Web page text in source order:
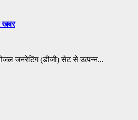
खबर
जनरेटिंग (डीजी) सेट से उत्पन्न...